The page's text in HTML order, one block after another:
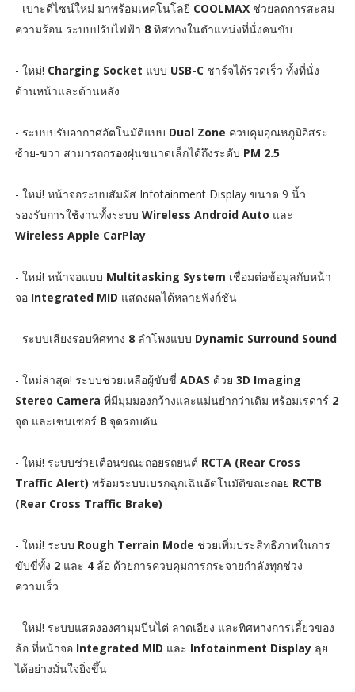
- เบาะดีไซน์ใหม่ มาพร้อมเทคโนโลยี COOLMAXช่วยลดการสะสม
ความร้อน ระบบปรับไฟฟ้า 8 ทิศทางในตำแหน่งที่นั่งคนขับ
- ใหม่! Charging Socket แบบ USB-C ชาร์จได้รวดเร็ว ทั้งที่นั่ง
ด้านหน้าและด้านหลัง
- ระบบปรับอากาศอัตโนมัติแบบ Dual Zone ควบคุมอุณหภูมิอิสระ
ซ้าย-ขวา สามารถกรองฝุ่นขนาดเล็กได้ถึงระดับ PM 2.5
- ใหม่! หน้าจอระบบสัมผัส Infotainment Display ขนาด 9 นิ้ว
รองรับการใช้งานทั้งระบบ Wireless Android Auto และ
Wireless Apple CarPlay
- ใหม่! หน้าจอแบบ Multitasking System เชื่อมต่อข้อมูลกับหน้า
จอ Integrated MID แสดงผลได้หลายฟังก์ชัน
- ระบบเสียงรอบทิศทาง 8ลำโพงแบบ Dynamic Surround Sound
- ใหม่ล่าสุด! ระบบช่วยเหลือผู้ขับขี่ ADAS ด้วย 3D Imaging
Stereo Camera ที่มีมุมมองกว้างและแม่นยำกว่าเดิม พร้อมเรดาร์ 2
จุด และเซนเซอร์ 8จุดรอบคัน
- ใหม่! ระบบช่วยเตือนขณะถอยรถยนต์ RCTA (Rear Cross
Traffic Alert) พร้อมระบบเบรกฉุกเฉินอัตโนมัติขณะถอย RCTB
(Rear Cross Traffic Brake)
- ใหม่! ระบบ Rough Terrain Mode ช่วยเพิ่มประสิทธิภาพในการ
ขับขี่ทั้ง 2 และ 4 ล้อ ด้วยการควบคุมการกระจายกำลังทุกช่วง
ความเร็ว
- ใหม่! ระบบแสดงองศามุมปีนไต่ ลาดเอียง และทิศทางการเลี้ยวของ
ล้อ ที่หน้าจอ Integrated MID และ Infotainment Displayลุย
ได้อย่างมั่นใจยิ่งขึ้น